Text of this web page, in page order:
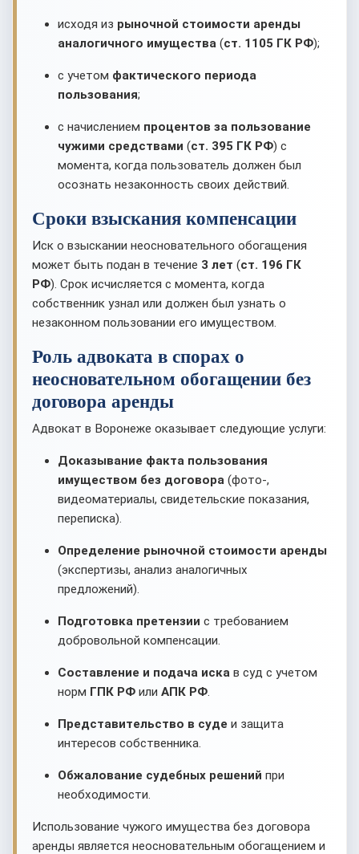
исходя из рыночной стоимости аренды
аналогичного имущества (ст. 1105 ГК РФ);
с учетом фактического периода
пользования;
с начислением процентов за пользование
чужими средствами (ст. 395 ГК РФ) с
момента, когда пользователь должен был
осознать незаконность своих действий.
Сроки взыскания компенсации
Иск о взыскании неосновательного обогащения
может быть подан в течение 3 лет (ст. 196 ГК
РФ). Срок исчисляется с момента, когда
собственник узнал или должен был узнать о
незаконном пользовании его имуществом.
Роль адвоката в спорах о
неосновательном обогащении без
договора аренды
Адвокат в Воронеже оказывает следующие услуги:
Доказывание факта пользования
имуществом без договора (фото-,
видеоматериалы, свидетельские показания,
переписка).
Определение рыночной стоимости аренды
(экспертизы, анализ аналогичных
предложений).
Подготовка претензии с требованием
добровольной компенсации.
Составление и подача иска в суд с учетом
норм ГПК РФ или АПК РФ.
Представительство в суде и защита
интересов собственника.
Обжалование судебных решений при
необходимости.
Использование чужого имущества без договора
аренды является неосновательным обогащением и